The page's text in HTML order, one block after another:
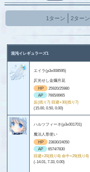
1ターン 2ターン
混沌イレギュラーズ1
エイラ(p3x008595)
仄光せし金爛月花
HP
25920/25980
AP
7665/8965
反(残り7) 回避+30(残り7)
(15.00, 0.50, 0.00)
ハルツフィーネ(p3x001701)
魔法人形使い
HP
23830/24050
AP
6574/7830
回避+20(残り8) 命中+29(残り8)
(-14.01, 7.33, 0.00)